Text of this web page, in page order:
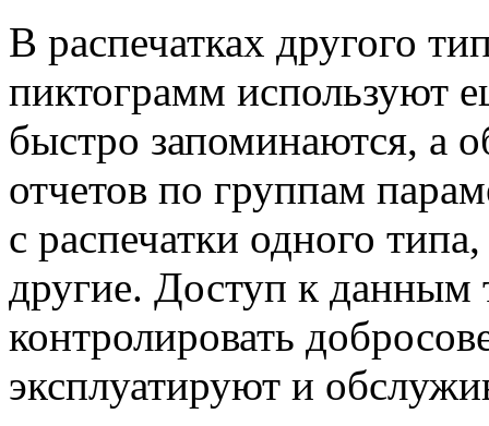
В распечатках другого
пиктограмм используют
быстро запоминаются, а
отчетов по группам
с распечатки одного
другие. Доступ к данным
контролировать
эксплуатируют и